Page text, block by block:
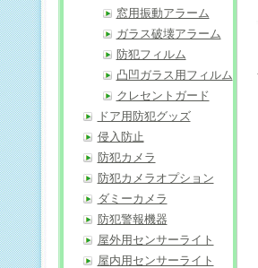
窓用振動アラーム
ガラス破壊アラーム
防犯フィルム
凸凹ガラス用フィルム
クレセントガード
ドア用防犯グッズ
侵入防止
防犯カメラ
防犯カメラオプション
ダミーカメラ
防犯警報機器
屋外用センサーライト
屋内用センサーライト